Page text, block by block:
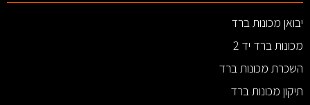
יבואן מכונות ברד
מכונות ברד יד 2
השכרת מכונות ברד
תיקון מכונות ברד